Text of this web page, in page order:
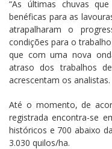
“As últimas chuvas
benéficas para as
atrapalharam o
condições para o
que com uma nova
atraso dos trabalhos
acrescentam os analistas.
Até o momento, de
registrada encontra-se
históricos e 700 abaixo
3.030 quilos/ha.